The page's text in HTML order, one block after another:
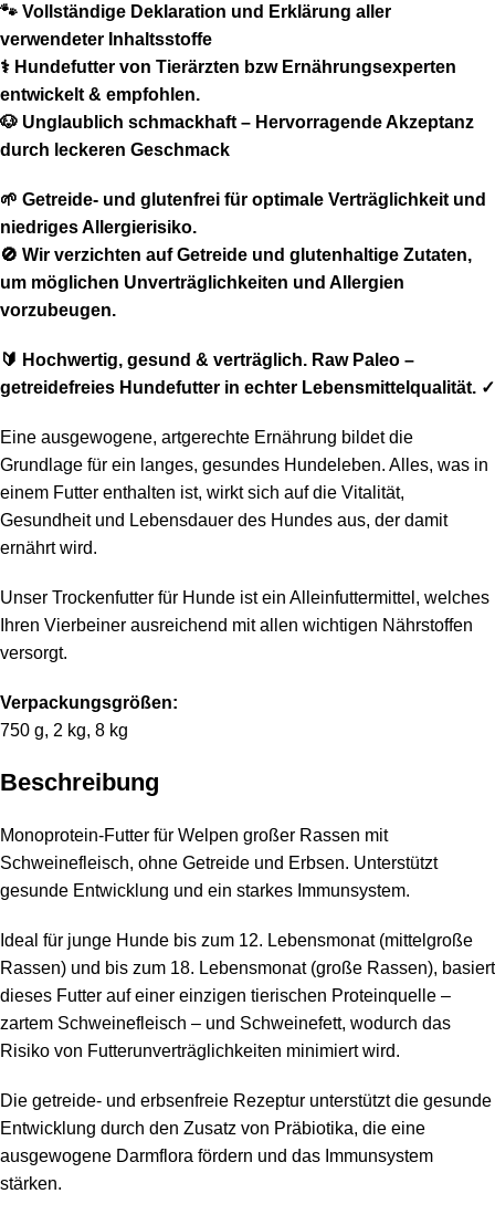
🐾 Vollständige Deklaration und Erklärung aller
verwendeter Inhaltsstoffe
⚕️ Hundefutter von Tierärzten bzw Ernährungsexperten
entwickelt & empfohlen.
🐶 Unglaublich schmackhaft – Hervorragende Akzeptanz
durch leckeren Geschmack
🌱 Getreide- und glutenfrei für optimale Verträglichkeit und
niedriges Allergierisiko.
🚫 Wir verzichten auf Getreide und glutenhaltige Zutaten,
um möglichen Unverträglichkeiten und Allergien
vorzubeugen.
🔰 Hochwertig, gesund & verträglich. Raw Paleo –
getreidefreies Hundefutter in echter Lebensmittelqualität. ✓
Eine ausgewogene, artgerechte Ernährung bildet die
Grundlage für ein langes, gesundes Hundeleben. Alles, was in
einem Futter enthalten ist, wirkt sich auf die Vitalität,
Gesundheit und Lebensdauer des Hundes aus, der damit
ernährt wird.
Unser Trockenfutter für Hunde ist ein Alleinfuttermittel, welches
Ihren Vierbeiner ausreichend mit allen wichtigen Nährstoffen
versorgt.
Verpackungsgrößen:
750 g, 2 kg, 8 kg
Beschreibung
Monoprotein-Futter für Welpen großer Rassen mit
Schweinefleisch, ohne Getreide und Erbsen. Unterstützt
gesunde Entwicklung und ein starkes Immunsystem.
Ideal für junge Hunde bis zum 12. Lebensmonat (mittelgroße
Rassen) und bis zum 18. Lebensmonat (große Rassen), basiert
dieses Futter auf einer einzigen tierischen Proteinquelle –
zartem Schweinefleisch – und Schweinefett, wodurch das
Risiko von Futterunverträglichkeiten minimiert wird.
Die getreide- und erbsenfreie Rezeptur unterstützt die gesunde
Entwicklung durch den Zusatz von Präbiotika, die eine
ausgewogene Darmflora fördern und das Immunsystem
stärken.